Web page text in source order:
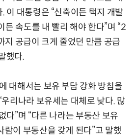
이 대통령은 “신축이든 택지 개발
든 속도를 내 빨리 해야 한다”며 “2
공급이 크게 줄었던 만큼 공급
했다.
대해서는 보유 부담 강화 방침을
리나라 보유세는 대체로 낮다. 많
다”며 “다른 나라는 부동산 보유
람이 부동산을 갖게 된다”고 말했